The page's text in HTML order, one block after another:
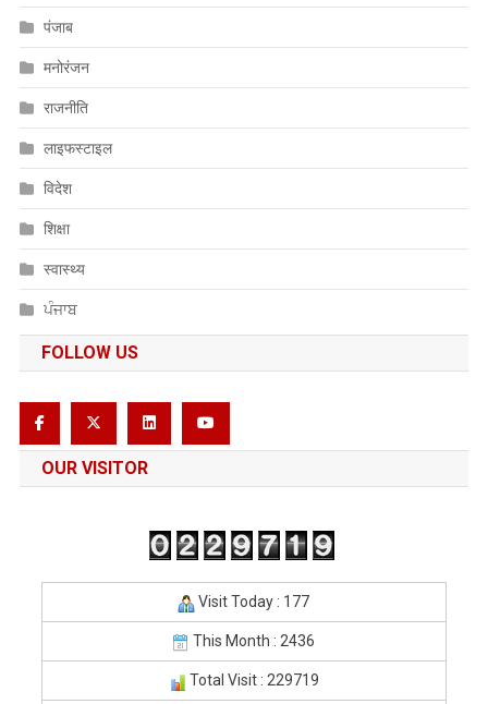
पंजाब
मनोरंजन
राजनीति
लाइफस्टाइल
विदेश
शिक्षा
स्वास्थ्य
ਪੰਜਾਬ
FOLLOW US
OUR VISITOR
Visit Today : 177
This Month : 2436
Total Visit : 229719